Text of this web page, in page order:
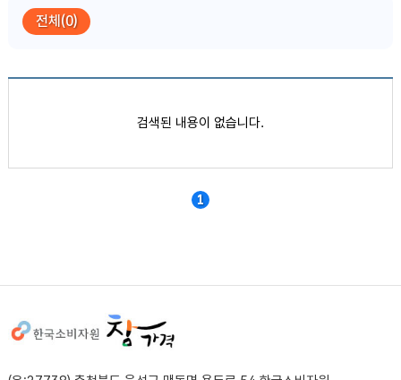
전체(0)
검색된 내용이 없습니다.
1